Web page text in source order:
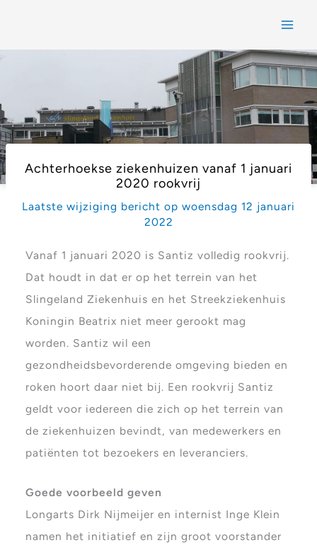
Achterhoekse ziekenhuizen vanaf 1 januari
2020 rookvrij
Laatste wijziging bericht op woensdag 12 januari
2022
Vanaf 1 januari 2020 is Santiz volledig rookvrij.
Dat houdt in dat er op het terrein van het
Slingeland Ziekenhuis en het Streekziekenhuis
Koningin Beatrix niet meer gerookt mag
worden. Santiz wil een
gezondheidsbevorderende omgeving bieden en
roken hoort daar niet bij. Een rookvrij Santiz
geldt voor iedereen die zich op het terrein van
de ziekenhuizen bevindt, van medewerkers en
patiënten tot bezoekers en leveranciers.
Goede voorbeeld geven
Longarts Dirk Nijmeijer en internist Inge Klein
namen het initiatief en zijn groot voorstander